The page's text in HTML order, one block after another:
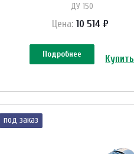
ДУ 150
Цена: 10 514 ₽
Подробнее Купить
под заказ